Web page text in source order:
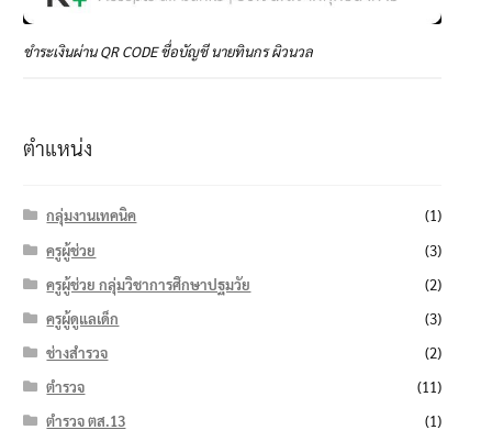
ชำระเงินผ่าน QR CODE ชื่อบัญชี นายทินกร ผิวนวล
ตำแหน่ง
กลุ่มงานเทคนิค
(1)
ครูผู้ช่วย
(3)
ครูผู้ช่วย กลุ่มวิชาการศึกษาปฐมวัย
(2)
ครูผู้ดูแลเด็ก
(3)
ช่างสำรวจ
(2)
ตำรวจ
(11)
ตำรวจ ตส.13
(1)